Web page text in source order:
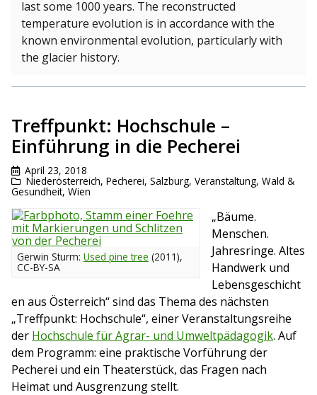
last some 1000 years. The reconstructed
temperature evolution is in accordance with the
known environmental evolution, particularly with
the glacier history.
Treffpunkt: Hochschule –
Einführung in die Pecherei
April 23, 2018
Niederösterreich, Pecherei, Salzburg, Veranstaltung, Wald &
Gesundheit, Wien
Gerwin Sturm: Used pine tree (2011),
CC-BY-SA
„Bäume.
Menschen.
Jahresringe. Altes
Handwerk und
Lebensgeschicht
en aus Österreich“ sind das Thema des nächsten
„Treffpunkt: Hochschule“, einer Veranstaltungsreihe
der Hochschule für Agrar- und Umweltpädagogik. Auf
dem Programm: eine praktische Vorführung der
Pecherei und ein Theaterstück, das Fragen nach
Heimat und Ausgrenzung stellt.